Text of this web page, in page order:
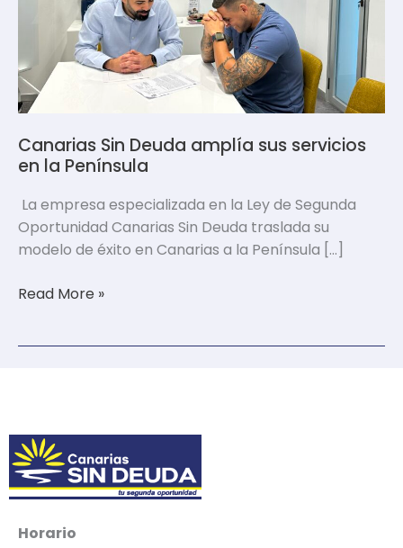
Canarias Sin Deuda amplía sus servicios
en la Península
La empresa especializada en la Ley de Segunda
Oportunidad Canarias Sin Deuda traslada su
modelo de éxito en Canarias a la Península […]
Península
Read More »
Horario